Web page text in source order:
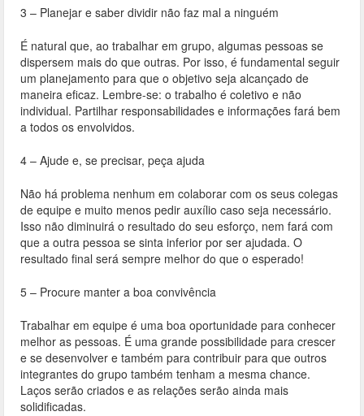
3 – Planejar e saber dividir não faz mal a ninguém
É natural que, ao trabalhar em grupo, algumas pessoas se
dispersem mais do que outras. Por isso, é fundamental seguir
um planejamento para que o objetivo seja alcançado de
maneira eficaz. Lembre-se: o trabalho é coletivo e não
individual. Partilhar responsabilidades e informações fará bem
a todos os envolvidos.
4 – Ajude e, se precisar, peça ajuda
Não há problema nenhum em colaborar com os seus colegas
de equipe e muito menos pedir auxílio caso seja necessário.
Isso não diminuirá o resultado do seu esforço, nem fará com
que a outra pessoa se sinta inferior por ser ajudada. O
resultado final será sempre melhor do que o esperado!
5 – Procure manter a boa convivência
Trabalhar em equipe é uma boa oportunidade para conhecer
melhor as pessoas. É uma grande possibilidade para crescer
e se desenvolver e também para contribuir para que outros
integrantes do grupo também tenham a mesma chance.
Laços serão criados e as relações serão ainda mais
solidificadas.